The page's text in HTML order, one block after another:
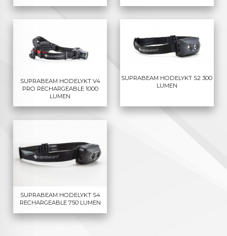
SUPRABEAM HODELYKT V4
PRO RECHARGEABLE 1000
LUMEN
SUPRABEAM HODELYKT S2 300
LUMEN
SUPRABEAM HODELYKT S4
RECHARGEABLE 750 LUMEN